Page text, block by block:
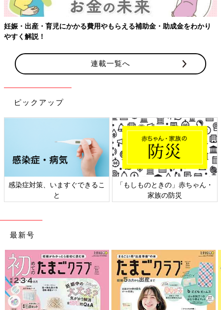
妊娠・出産・育児にかかる費用やもらえる補助金・助成金をわかり
やすく解説！
連載一覧へ
ピックアップ
感染症対策、いますぐできるこ
と
「もしものときの」赤ちゃん・
家族の防災
最新号